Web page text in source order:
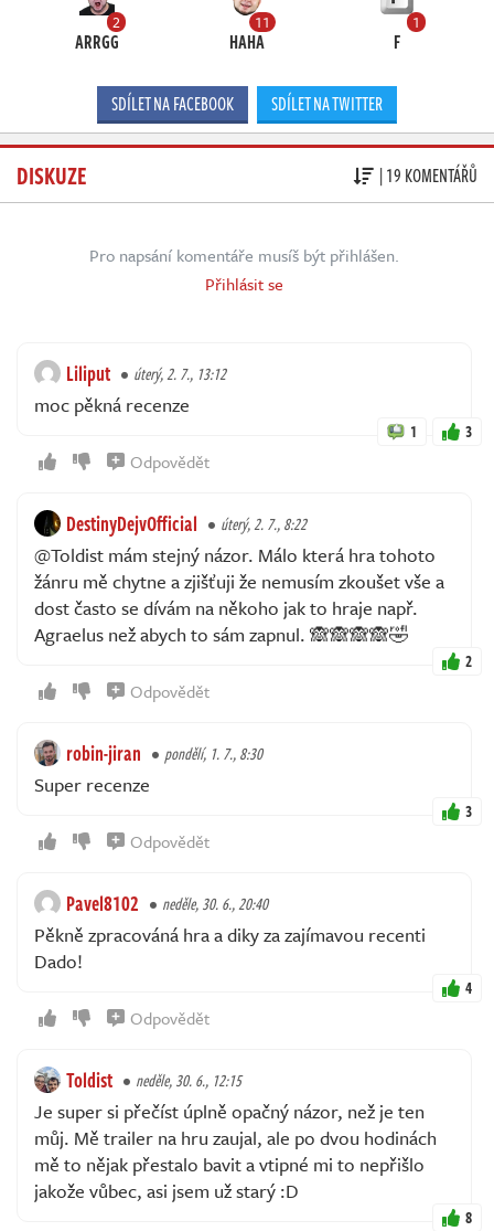
2
ARRGG
11
HAHA
1
F
SDÍLET NA FACEBOOK SDÍLET NA TWITTER
DISKUZE | 19 KOMENTÁŘŮ
Pro napsání komentáře musíš být přihlášen.
Přihlásit se
Liliput úterý, 2. 7., 13:12
moc pěkná recenze
1 3
Odpovědět
DestinyDejvOfficial úterý, 2. 7., 8:22
@Toldist mám stejný názor. Málo která hra tohoto
žánru mě chytne a zjišťuji že nemusím zkoušet vše a
dost často se dívám na někoho jak to hraje např.
Agraelus než abych to sám zapnul. 🙈🙈🙈🙈🤣
2
Odpovědět
robin-jiran pondělí, 1. 7., 8:30
Super recenze
3
Odpovědět
Pavel8102 neděle, 30. 6., 20:40
Pěkně zpracováná hra a diky za zajímavou recenti
Dado!
4
Odpovědět
Toldist neděle, 30. 6., 12:15
Je super si přečíst úplně opačný názor, než je ten
můj. Mě trailer na hru zaujal, ale po dvou hodinách
mě to nějak přestalo bavit a vtipné mi to nepřišlo
jakože vůbec, asi jsem už starý :D
8